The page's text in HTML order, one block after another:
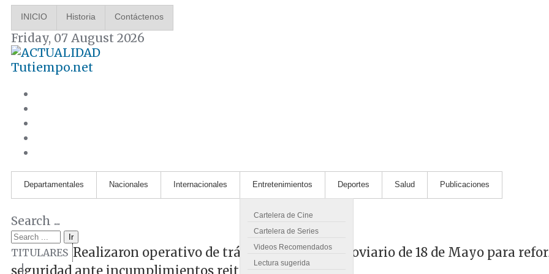
INICIO Historia Contáctenos
Friday, 07 August 2026
Tutiempo.net
Departamentales Nacionales Internacionales Entretenimientos
Cartelera de Cine
Cartelera de Series
Videos Recomendados
Lectura sugerida
Deportes Salud Publicaciones
Search ...
Ir
TITULARES Realizaron operativo de tránsito en cruce ferroviario de 18 de Mayo para
seguridad ante incumplimientos reiterados
|